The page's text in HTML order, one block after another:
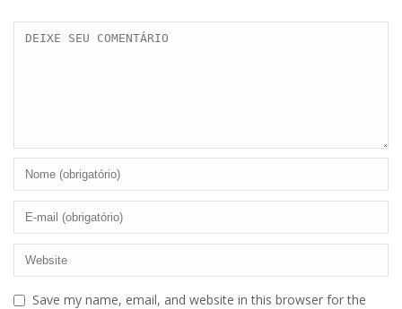
Save my name, email, and website in this browser for the